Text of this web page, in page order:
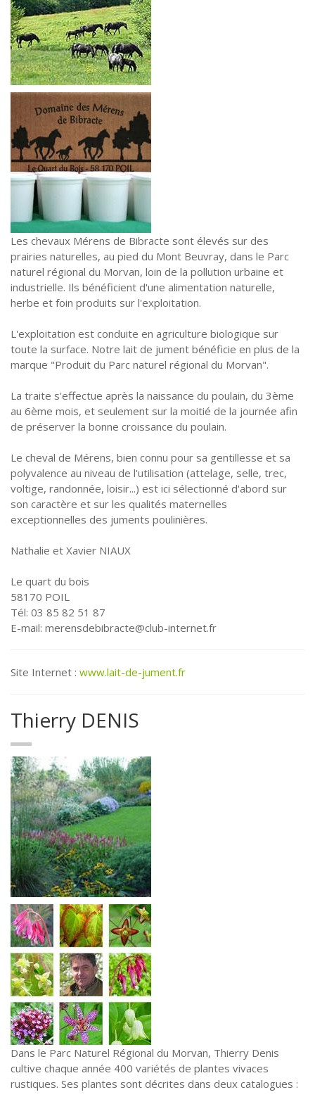
Les chevaux Mérens de Bibracte sont élevés sur des
prairies naturelles, au pied du Mont Beuvray, dans le Parc
naturel régional du Morvan, loin de la pollution urbaine et
industrielle. Ils bénéficient d'une alimentation naturelle,
herbe et foin produits sur l'exploitation.
L'exploitation est conduite en agriculture biologique sur
toute la surface. Notre lait de jument bénéficie en plus de la
marque "Produit du Parc naturel régional du Morvan".
La traite s'effectue après la naissance du poulain, du 3ème
au 6ème mois, et seulement sur la moitié de la journée afin
de préserver la bonne croissance du poulain.
Le cheval de Mérens, bien connu pour sa gentillesse et sa
polyvalence au niveau de l'utilisation (attelage, selle, trec,
voltige, randonnée, loisir...) est ici sélectionné d'abord sur
son caractère et sur les qualités maternelles
exceptionnelles des juments poulinières.
Nathalie et Xavier NIAUX
Le quart du bois
58170 POIL
Tél: 03 85 82 51 87
E-mail: merensdebibracte@club-internet.fr
Site Internet : www.lait-de-jument.fr
Thierry DENIS
Dans le Parc Naturel Régional du Morvan, Thierry Denis
cultive chaque année 400 variétés de plantes vivaces
rustiques. Ses plantes sont décrites dans deux catalogues :